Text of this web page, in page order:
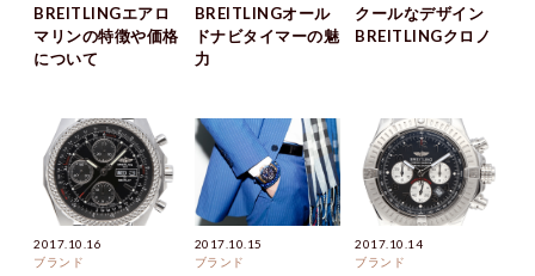
BREITLINGエアロ
マリンの特徴や価格
について
BREITLINGオール
ドナビタイマーの魅
力
クールなデザイン
BREITLINGクロノ
2017.10.16
ブランド
2017.10.15
ブランド
2017.10.14
ブランド